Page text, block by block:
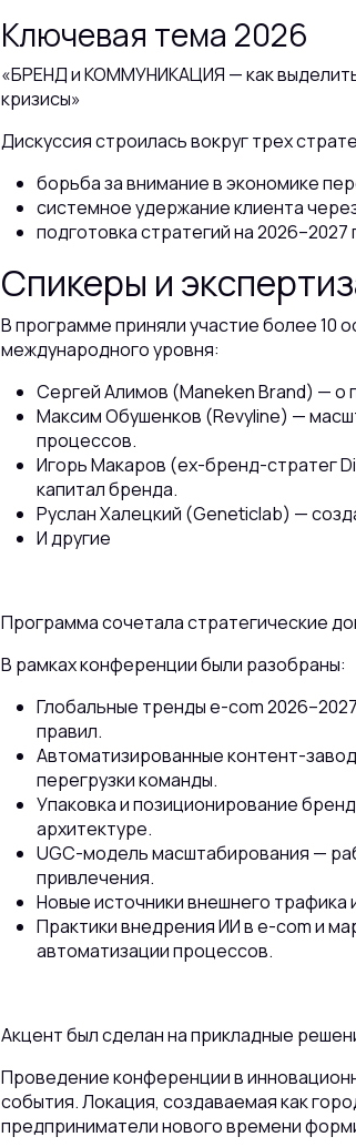
Ключевая тема 2026
«БРЕНД и КОММУНИКАЦИЯ — как
кризисы»
Дискуссия строилась вокруг трех
борьба за внимание в экономике
системное удержание клиента
подготовка стратегий на
Спикеры и
В программе приняли участие более 10
международного уровня:
Сергей Алимов (Maneken Brand) — о
Максим Обушенков (Revyline) —
процессов.
Игорь Макаров (ex-бренд-стратег
капитал бренда.
Руслан Халецкий (Geneticlab) —
И другие
Программа сочетала стратегические
В рамках конференции были разобраны:
Глобальные тренды e-com
правил.
Автоматизированные контент-
перегрузки команды.
Упаковка и позиционирование
архитектуре.
UGC-модель масштабирования —
привлечения.
Новые источники внешнего трафика
Практики внедрения ИИ в e-com и
автоматизации процессов.
Акцент был сделан на прикладные
Проведение конференции в
события. Локация, создаваемая как
предприниматели нового времени